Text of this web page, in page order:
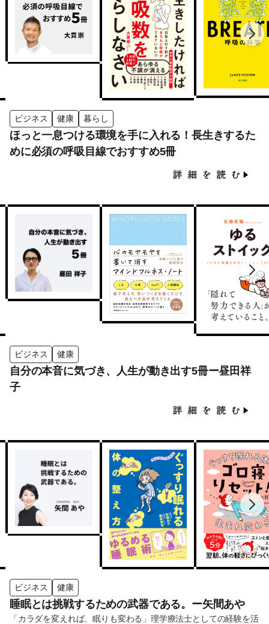
ビジネス 健康 暮らし
ほっと一息つける環境を手に入れる！長生きするた
めに必須の呼吸目線でおすすめ5冊
ビジネス 健康
自分の本音に気づき、人生が動き出す5冊ー昼田祥
子
ビジネス 健康
睡眠とは挑戦するための武器である。ー矢間あや
「カラダを変えれば、眠りも変わる」理学療法士としての経験を活